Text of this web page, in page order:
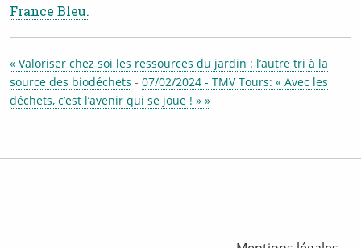
France Bleu.
« Valoriser chez soi les ressources du jardin : l’autre tri à la
source des biodéchets - 07/02/2024 - TMV Tours: « Avec les
déchets, c’est l’avenir qui se joue ! » »